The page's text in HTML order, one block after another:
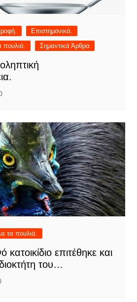
Επιστημονικά.
πουλιά. Σημαντικά Άρθρα
τα πουλιά.
κατοικίδιο επιτέθηκε και
του…